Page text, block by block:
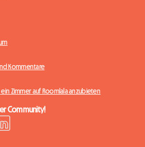
Kommentare
Zimmer auf Roomlala anzubieten
Community!